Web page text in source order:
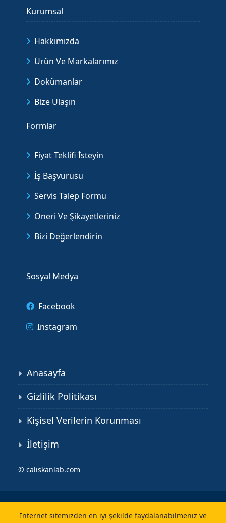
Kurumsal
Hakkımızda
Ürün Ve Markalarımız
Dokümanlar
Bize Ulaşın
Formlar
Fiyat Teklifi İsteyin
İş Başvurusu
Servis Talep Formu
Öneri Ve Şikayetleriniz
Bizi Değerlendirin
Sosyal Medya
Facebook
Instagram
Anasayfa
Gizlilik Politikası
Kişisel Verilerin Korunması
İletişim
© caliskanlab.com
İnternet sitemizden en iyi şekilde faydalanabilmeniz ve